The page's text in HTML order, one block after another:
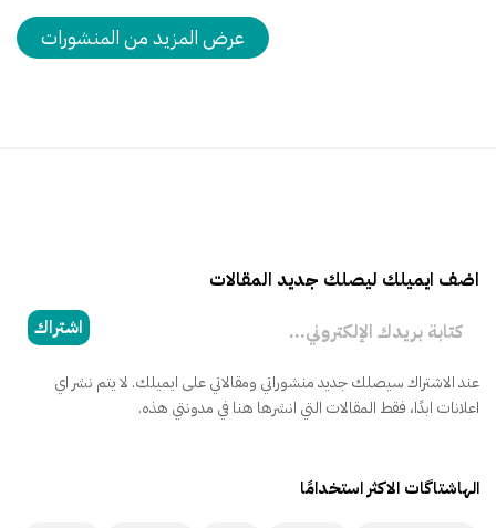
عرض المزيد من المنشورات
اضف ايميلك ليصلك جديد المقالات
اشتراك
عند الاشتراك سيصلك جديد منشوراتي ومقالاتي على ايميلك. لا يتم نشر اي
اعلانات ابدًا، فقط المقالات التي انشرها هنا في مدونتي هذه.
الهاشتاگات الاكثر استخدامًا